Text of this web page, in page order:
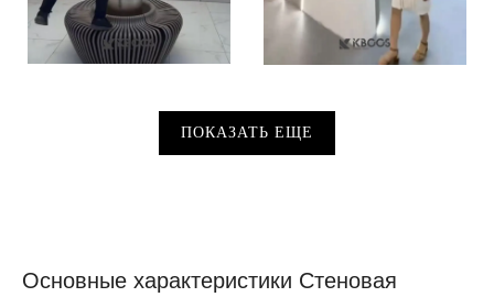
ПОКАЗАТЬ ЕЩЕ
Основные характеристики Стеновая